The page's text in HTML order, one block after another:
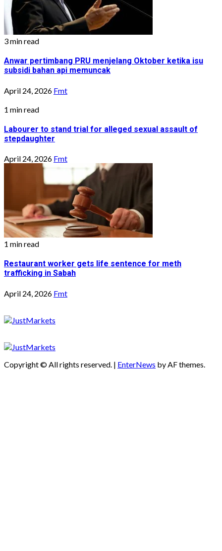
3 min read
Anwar pertimbang PRU menjelang Oktober ketika isu
subsidi bahan api memuncak
April 24, 2026 Fmt
1 min read
Labourer to stand trial for alleged sexual assault of
stepdaughter
April 24, 2026 Fmt
1 min read
Restaurant worker gets life sentence for meth
trafficking in Sabah
April 24, 2026 Fmt
Copyright © All rights reserved. | EnterNews by AF themes.